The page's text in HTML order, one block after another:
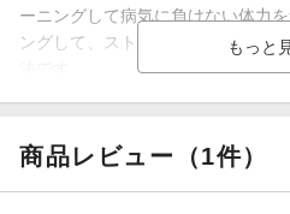
ーニングして病気に負けない体力
ングして、ストレスやトラブルに
てこれは、ブッダの瞑想法ですが
ん。試してみれば、ほんの何日か
商品レビュー（1件）